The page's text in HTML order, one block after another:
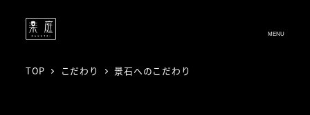
MENU
TOP こだわり 景石へのこだわり